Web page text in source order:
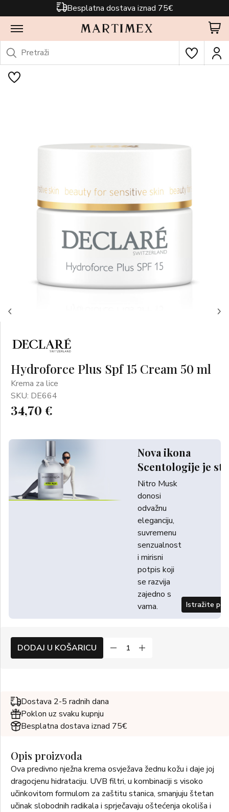
Besplatna dostava iznad 75€
Hydroforce Plus Spf 15 Cream 50 ml
Krema za lice
SKU: DE664
34,70 €
Nova ikona
Scentologije je
Nitro Musk
donosi
odvažnu
eleganciju,
suvremenu
senzualnost
i mirisni
potpis koji
se razvija
zajedno s
vama.
Istražite
DODAJ U KOŠARICU
Dostava 2-5 radnih dana
Poklon uz svaku kupnju
Besplatna dostava iznad 75€
Opis proizvoda
Ova predivno nježna krema osvježava žednu kožu i daje joj
dragocjenu hidrataciju. UVB filtri, u kombinaciji s visoko
učinkovitom formulom za zaštitu stanica, smanjuju štetan
učinak slobodnih radikala i sprječavaju oštećenja okoliša i